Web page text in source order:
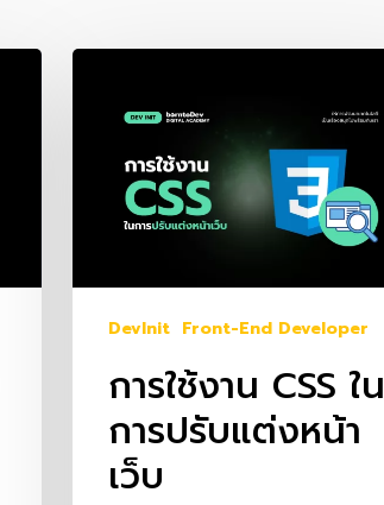
DevInit Front-End Developer
การใช้งาน CSS ใน
การปรับแต่งหน้า
เว็บ